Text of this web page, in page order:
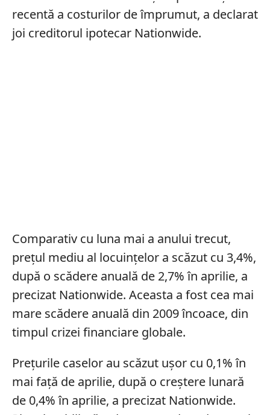
recentă a costurilor de împrumut, a declarat
joi creditorul ipotecar Nationwide.
Comparativ cu luna mai a anului trecut,
prețul mediu al locuințelor a scăzut cu 3,4%,
după o scădere anuală de 2,7% în aprilie, a
precizat Nationwide. Aceasta a fost cea mai
mare scădere anuală din 2009 încoace, din
timpul crizei financiare globale.
Prețurile caselor au scăzut ușor cu 0,1% în
mai față de aprilie, după o creștere lunară
de 0,4% în aprilie, a precizat Nationwide.